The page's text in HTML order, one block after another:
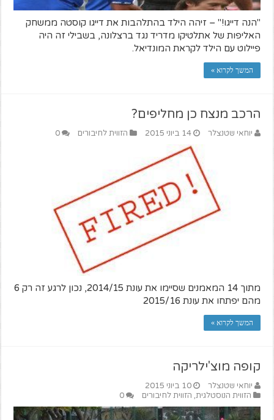
"הנה דייגו!" – זיהה הילד בהתלהבות את דייגו קוסטה ממשחק
האליפות של אתלטיקו מדריד נגד ברצלונה, בשבילי זה היה
פיילוט עם הילד לקראת המונדיאל.
המשך לקרוא »
הרכב מנצח כן מחליפים?
יוחאי שטנצלר 14 ביוני 2015 הזווית לחיבורים 0
מתוך 14 המאמנים שסיימו את עונת 2014/15, נכון לרגע זה רק 6
מהם יפתחו את עונת 2015/16
המשך לקרוא »
קופה מוצ'ילריקה
יוחאי שטנצלר
10 ביוני 2015
הזווית הנוסטלגית, הזווית לחיבורים 0